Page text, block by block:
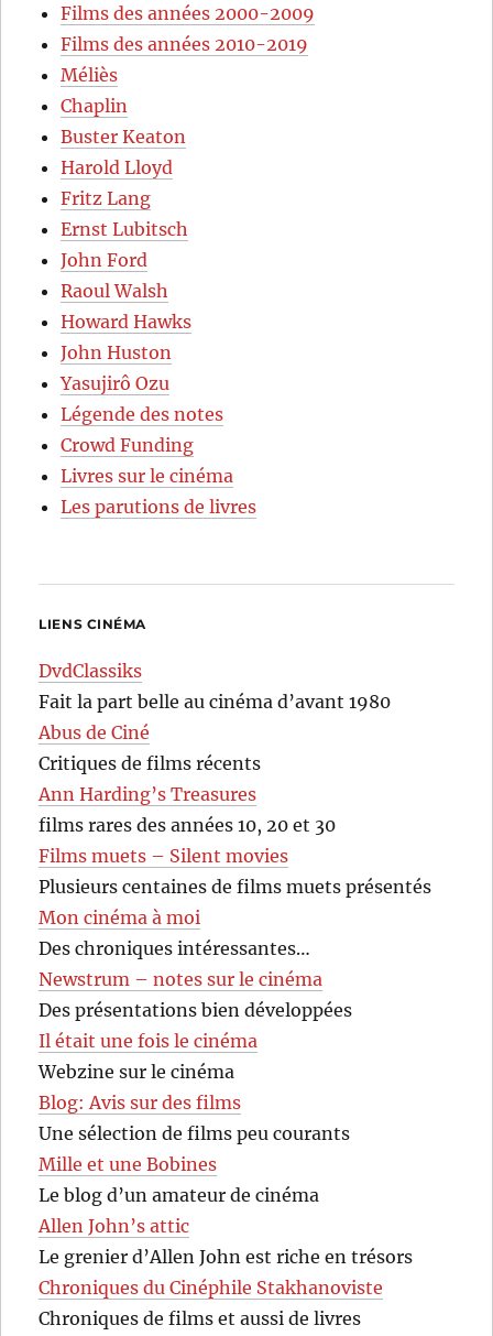
Films des années 2000-2009
Films des années 2010-2019
Méliès
Chaplin
Buster Keaton
Harold Lloyd
Fritz Lang
Ernst Lubitsch
John Ford
Raoul Walsh
Howard Hawks
John Huston
Yasujirô Ozu
Légende des notes
Crowd Funding
Livres sur le cinéma
Les parutions de livres
LIENS CINÉMA
DvdClassiks
Fait la part belle au cinéma d’avant 1980
Abus de Ciné
Critiques de films récents
Ann Harding’s Treasures
films rares des années 10, 20 et 30
Films muets – Silent movies
Plusieurs centaines de films muets présentés
Mon cinéma à moi
Des chroniques intéressantes…
Newstrum – notes sur le cinéma
Des présentations bien développées
Il était une fois le cinéma
Webzine sur le cinéma
Blog: Avis sur des films
Une sélection de films peu courants
Mille et une Bobines
Le blog d’un amateur de cinéma
Allen John’s attic
Le grenier d’Allen John est riche en trésors
Chroniques du Cinéphile Stakhanoviste
Chroniques de films et aussi de livres